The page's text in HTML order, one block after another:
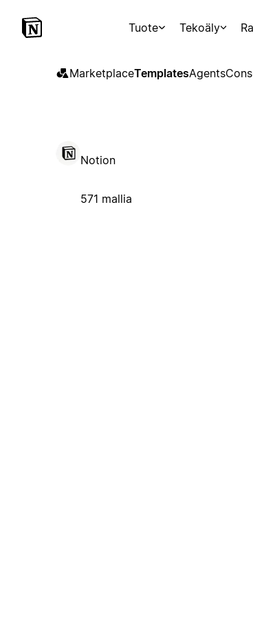
Tuote Tekoäly
MarketplaceTemplatesAgents
Notion
571 mallia